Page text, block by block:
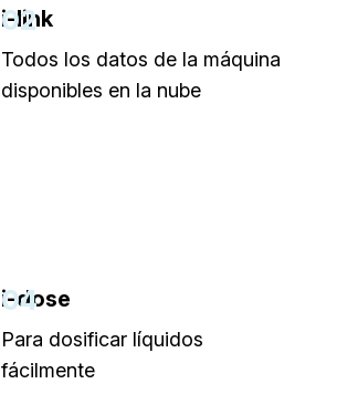
02
i-link
Todos los datos de la máquina
disponibles en la nube
04
i-dose
Para dosificar líquidos
fácilmente